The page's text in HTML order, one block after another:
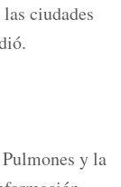
ciudades
y la